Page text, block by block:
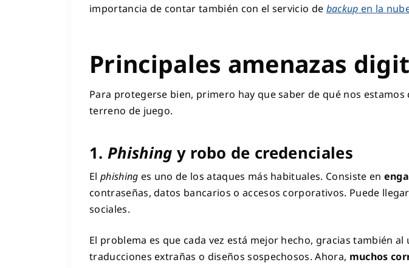
importancia de contar también con el servicio de backup en la
Principales amenazas
Para protegerse bien, primero hay que saber de qué nos
terreno de juego.
1. Phishing y robo de credenciales
El phishing es uno de los ataques más habituales. Consiste en
contraseñas, datos bancarios o accesos corporativos. Puede
sociales.
El problema es que cada vez está mejor hecho, gracias también
traducciones extrañas o diseños sospechosos. Ahora, muchos